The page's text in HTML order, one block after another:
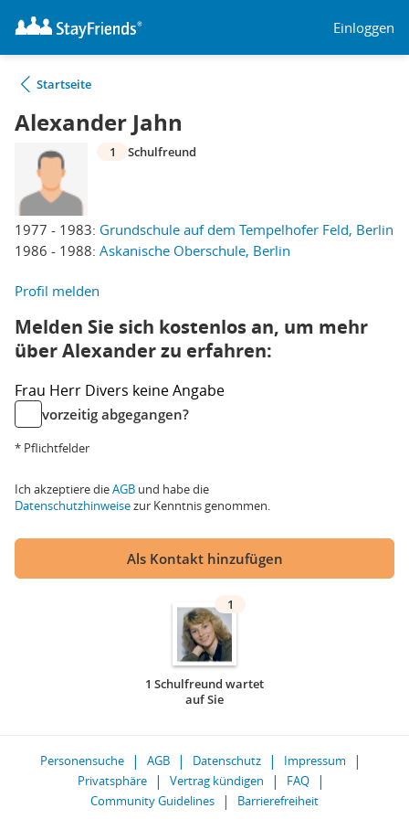
Einloggen
Startseite
Alexander Jahn
1977 - 1983: Grundschule auf dem Tempelhofer Feld, Berlin
1986 - 1988: Askanische Oberschule, Berlin
1 Schulfreund
Profil melden
Melden Sie sich kostenlos an, um mehr
über Alexander zu erfahren:
Frau Herr Divers keine Angabe
vorzeitig abgegangen?
* Pflichtfelder
Ich akzeptiere dieAGB und habe die
Datenschutzhinweisezur Kenntnis genommen.
Als Kontakt hinzufügen
1
1 Schulfreund wartet
auf Sie
Personensuche AGB Datenschutz
Impressum
Privatsphäre
Vertrag kündigen
FAQ
Community Guidelines
Barrierefreiheit